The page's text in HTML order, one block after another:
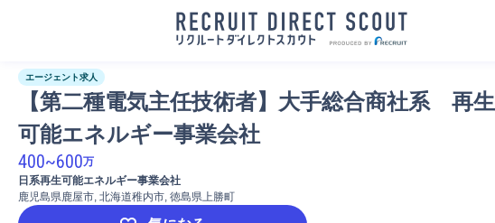
エージェント求人
【第二種電気主任技術者】大手総合商社系　再生
可能エネルギー事業会社
400~600万
日系再生可能エネルギー事業会社
鹿児島県鹿屋市, 北海道稚内市, 徳島県上勝町